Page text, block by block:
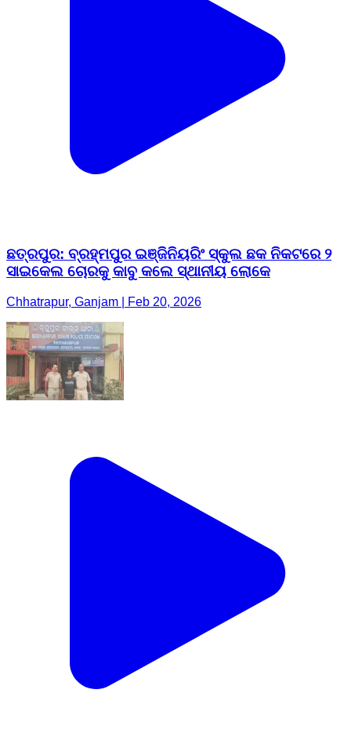
ଛତ୍ରପୁର: ବ୍ରହ୍ମପୁର ଇଞ୍ଜିନିୟରିଂ ସ୍କୁଲ ଛକ ନିକଟରେ ୨
ସାଇକେଲ ଚୋରକୁ କାବୁ କଲେ ସ୍ଥାନୀୟ ଲୋକେ
Chhatrapur, Ganjam | Feb 20, 2026